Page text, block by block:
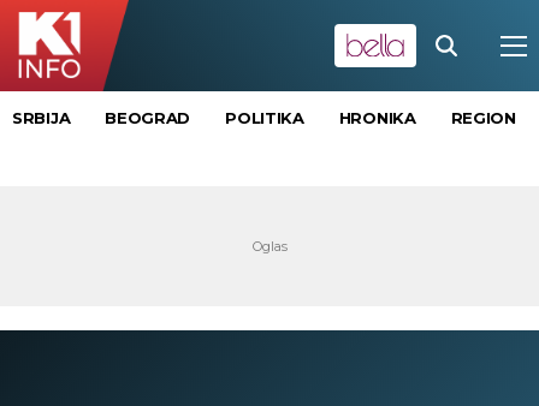
SRBIJA BEOGRAD POLITIKA HRONIKA REGION